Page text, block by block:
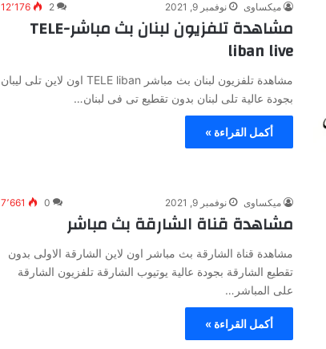
ميكساوى نوفمبر 9, 2021 2 12٬176
مشاهدة تلفزيون لبنان بث مباشر-TELE
liban live
مشاهدة تلفزيون لبنان بث مباشر TELE liban اون لاين تلى ليبان
بجودة عالية تلى لبنان بدون تقطيع تى فى لبنان…
أكمل القراءة »
ميكساوى نوفمبر 9, 2021 0 7٬661
مشاهدة قناة الشارقة بث مباشر
مشاهدة قناة الشارقة بث مباشر اون لاين الشارقة الاولى بدون
تقطيع الشارقة بجودة عالية يوتيوب الشارقة تلفزيون الشارقة
على المباشر…
أكمل القراءة »